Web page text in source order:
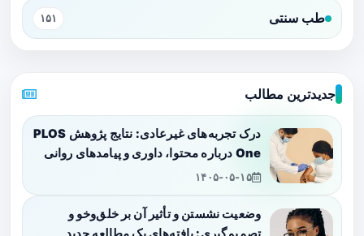
طب سنتی ۱۵۱
جدیدترین مطالب
درک تجربه‌های غیرعادی: نتایج پژوهش PLOS
One درباره محتوا، داوری و پیامدهای روانی
۱۴۰۵-۰۵-۱۵
وضعیت نشستن و تأثیر آن بر خلق‌وخو و